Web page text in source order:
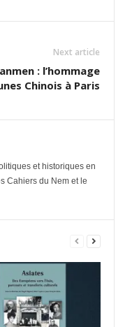
Next article
: l’hommage
Chinois à Paris
et historiques en
Cahiers du Nem et le